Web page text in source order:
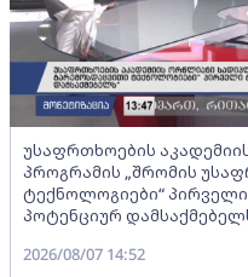
უსაფრთხოების
პროგრამის „შრომის
ტექნოლოგიები“ პირველი
პოტენციურ
2026/08/07 14:52